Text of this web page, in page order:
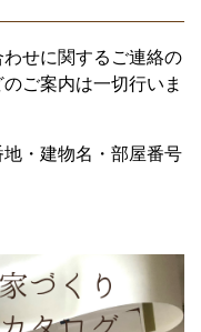
せに関するご連絡の
ご案内は一切行いま
・建物名・部屋番号